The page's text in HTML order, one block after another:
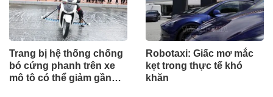
Trang bị hệ thống chống
bó cứng phanh trên xe
mô tô có thể giảm gần
Robotaxi: Giấc mơ mắc
kẹt trong thực tế khó
khăn